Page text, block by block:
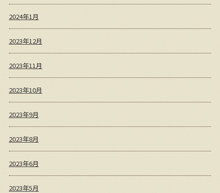
2024年1月
2023年12月
2023年11月
2023年10月
2023年9月
2023年8月
2023年6月
2023年5月